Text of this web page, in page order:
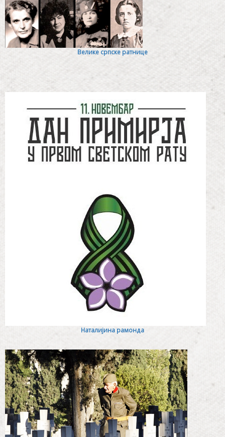
Велике српске ратнице
Наталијина рамонда